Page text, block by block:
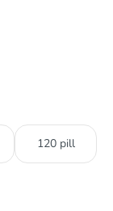
120 pill